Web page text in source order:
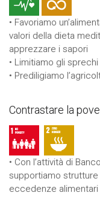
• Favoriamo
valori della dieta
apprezzare i sapori
• Limitiamo gli
• Prediligiamo
Contrastare la
• Con l’attività di
supportiamo
eccedenze alimentari